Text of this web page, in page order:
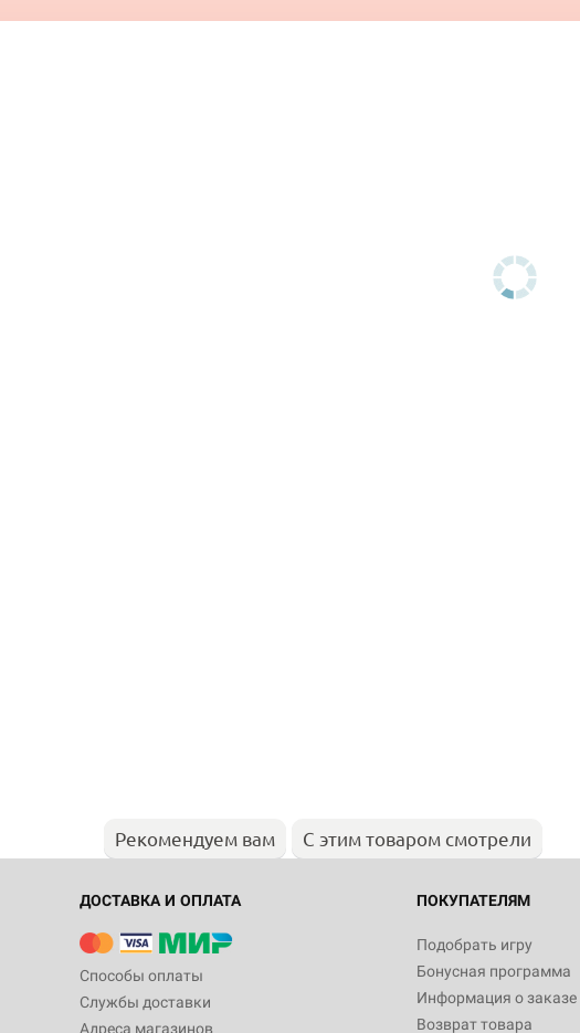
Рекомендуем вам С этим товаром смотрели
ДОСТАВКА И ОПЛАТА
Способы оплаты
Службы доставки
Адреса магазинов
ПОКУПАТЕЛЯМ
Подобрать игру
Бонусная программа
Информация о заказе
Возврат товара